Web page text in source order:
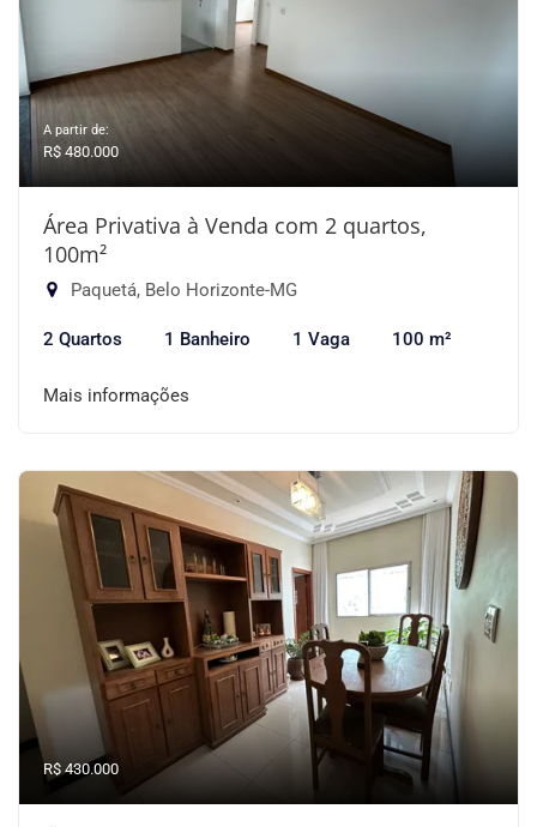
A partir de:
R$ 480.000
Área Privativa à Venda com 2 quartos,
100m²
Paquetá, Belo Horizonte-MG
2 Quartos 1 Banheiro 1 Vaga 100 m²
Mais informações
R$ 430.000